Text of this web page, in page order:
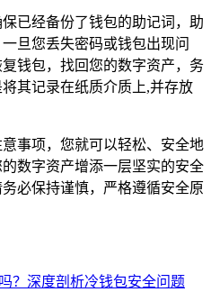
已经备份了钱包的助记词，助
旦您丢失密码或钱包出现问
钱包，找回您的数字资产，务
其记录在纸质介质上,并存放
事项，您就可以轻松、安全地
数字资产增添一层坚实的安全
必保持谨慎，严格遵循安全原
？深度剖析冷钱包安全问题